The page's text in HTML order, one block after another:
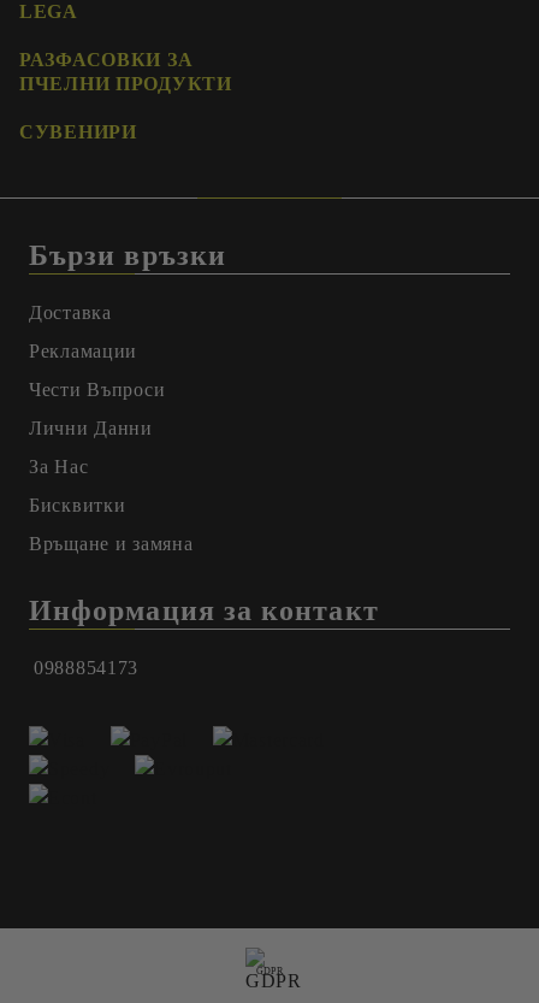
LEGA
РАЗФАСОВКИ ЗА
ПЧЕЛНИ ПРОДУКТИ
СУВЕНИРИ
Бързи връзки
Доставка
Рекламации
Чести Въпроси
Лични Данни
За Нас
Бисквитки
Връщане и замяна
Информация за контакт
0988854173
GDPR